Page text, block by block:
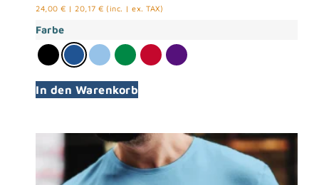
24,00 € | 20,17 € (inc. | ex. TAX)
Farbe
In den Warenkorb